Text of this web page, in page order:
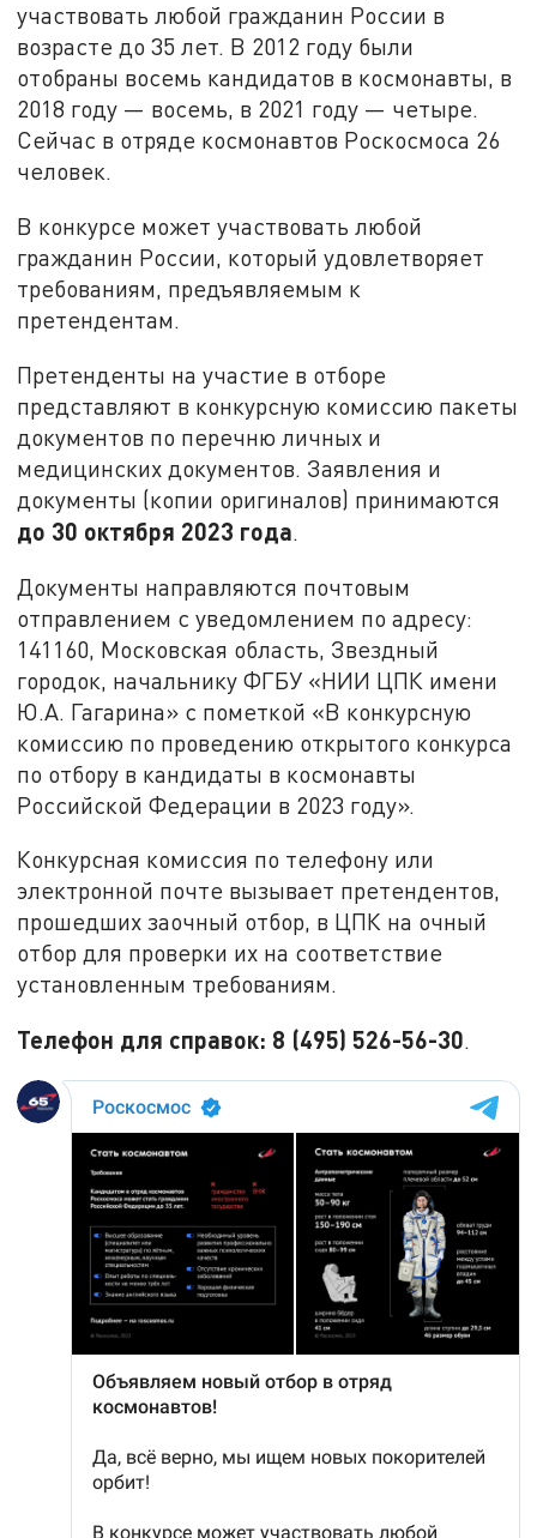
участвовать любой гражданин России в
возрасте до 35 лет. В 2012 году были
отобраны восемь кандидатов в космонавты, в
2018 году — восемь, в 2021 году — четыре.
Сейчас в отряде космонавтов Роскосмоса 26
человек.
В конкурсе может участвовать любой
гражданин России, который удовлетворяет
требованиям, предъявляемым к
претендентам.
Претенденты на участие в отборе
представляют в конкурсную комиссию пакеты
документов по перечню личных и
медицинских документов. Заявления и
документы (копии оригиналов) принимаются
до 30 октября 2023 года.
Документы направляются почтовым
отправлением с уведомлением по адресу:
141160, Московская область, Звездный
городок, начальнику ФГБУ «НИИ ЦПК имени
Ю.А. Гагарина» с пометкой «В конкурсную
комиссию по проведению открытого конкурса
по отбору в кандидаты в космонавты
Российской Федерации в 2023 году».
Конкурсная комиссия по телефону или
электронной почте вызывает претендентов,
прошедших заочный отбор, в ЦПК на очный
отбор для проверки их на соответствие
установленным требованиям.
Телефон для справок: 8 (495) 526-56-30.